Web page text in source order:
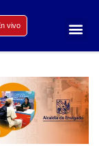
vivo